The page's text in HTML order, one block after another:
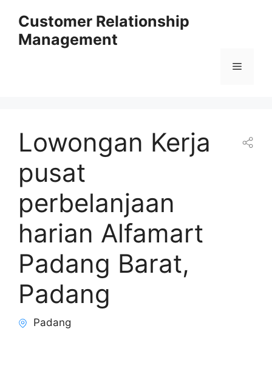
content
Customer Relationship
Management
Menu
Lowongan Kerja
pusat
perbelanjaan
harian Alfamart
Padang Barat,
Padang
Padang